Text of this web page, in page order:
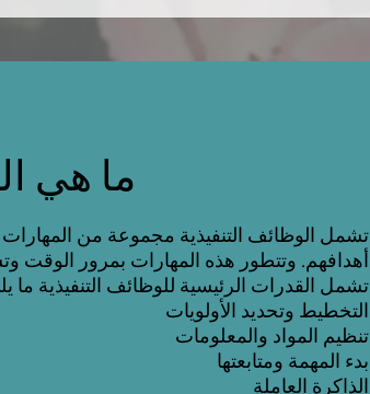
ما هي
تشمل الوظائف التنفيذية مجموعة من المهارات
أهدافهم. وتتطور هذه المهارات بمرور الوقت
تشمل القدرات الرئيسية للوظائف التنفيذية ما
التخطيط وتحديد الأولويات
تنظيم المواد والمعلومات
بدء المهمة ومتابعتها
الذاكرة العاملة